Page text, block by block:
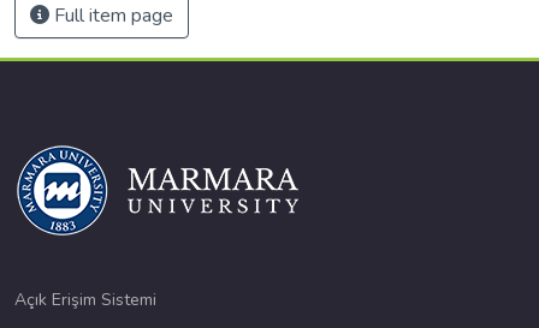
Full item page
Açık Erişim Sistemi